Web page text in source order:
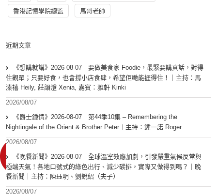
香港記憶學院總監 馬哥老師
近期文章
《想講就講》2026-08-07｜要做美食家 Foodie，最緊要講真話，對得
住觀眾；只要好食，也會撐小店食肆，希望佢哋能捱得住！｜主持：馬
溱禧 Heily, 莊韻澄 Xenia, 嘉賓：雅軒 Kinki
2026/08/07
《爵士鍾情》2026-08-07︱第44季10集 – Remembering the
Nightingale of the Orient & Brother Peter︱主持：鍾一諾 Roger
2026/08/07
《晚餐新聞》2026-08-07｜全球溫室效應加劇，引發嚴重氣候反常與
極端天氣！各地口號式的綠色出行、減少碳排，實際又做得到嗎？｜晚
餐新聞｜主持：陳珏明、劉銳紹（夫子）
2026/08/07